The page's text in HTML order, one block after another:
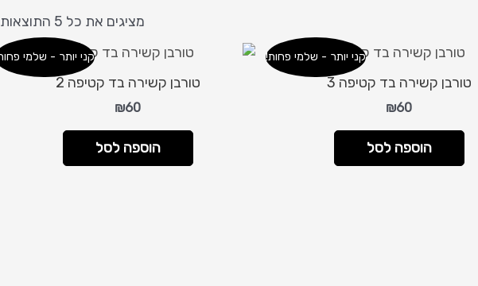
מציגים את כל ⁦5⁩ התוצאות
קני יותר - שלמי פחות!
טורבן קשירה בד קטיפה 3
₪60
הוספה לסל
קני יותר - שלמי
טורבן קשירה בד קטיפה 2
₪60
הוספה לסל